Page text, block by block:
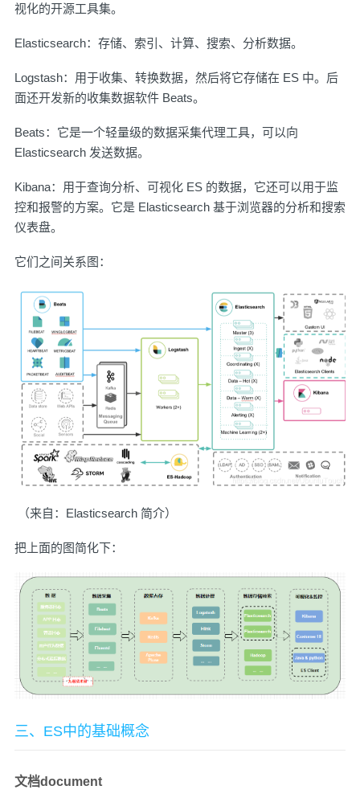
视化的开源工具集。
Elasticsearch：存储、索引、计算、搜索、分析数据。
Logstash：用于收集、转换数据，然后将它存储在 ES 中。后
面还开发新的收集数据软件 Beats。
Beats：它是一个轻量级的数据采集代理工具，可以向
Elasticsearch 发送数据。
Kibana：用于查询分析、可视化 ES 的数据，它还可以用于监
控和报警的方案。它是 Elasticsearch 基于浏览器的分析和搜索
仪表盘。
它们之间关系图：
​ （来自： Elasticsearch 简介）
把上面的图简化下：
三、ES中的基础概念
文档document